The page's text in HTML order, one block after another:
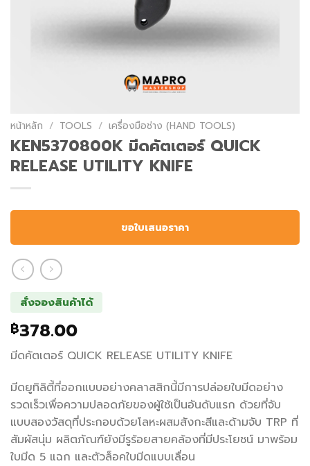
หน้าหลัก / TOOLS / เครื่องมือช่าง (HAND TOOLS)
KEN5370800K มีดคัตเตอร์ QUICK
RELEASE UTILITY KNIFE
ขอใบเสนอราคา
สั่งจองสินค้าได้
฿378.00
มีดคัตเตอร์ QUICK RELEASE UTILITY KNIFE
มีดยูทิลิตี้ที่ออกแบบอย่างคลาสสิกนี้มีการปล่อยใบมีดอย่าง
รวดเร็วเพื่อความปลอดภัยของผู้ใช้เป็นอันดับแรก ด้วยที่จับ
แบบสองวัสดุที่ประกอบด้วยโลหะผสมสังกะสีและด้ามจับ TRP ที่
สัมผัสนุ่ม ผลิตภัณฑ์ยังมีรูร้อยสายคล้องที่มีประโยชน์ มาพร้อม
ใบมีด 5 แฉก และตัวล็อคใบมีดแบบเลื่อน